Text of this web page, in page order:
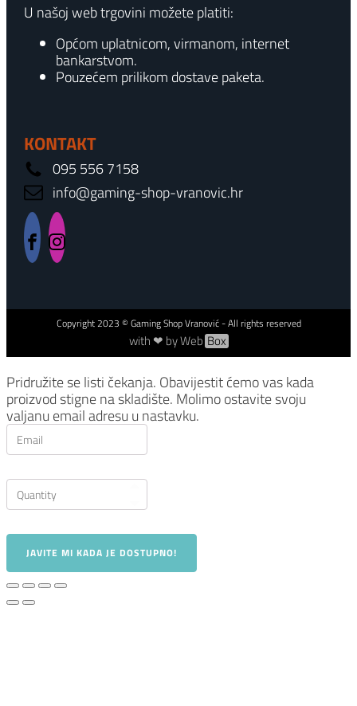
U našoj web trgovini možete platiti:
Općom uplatnicom, virmanom, internet
bankarstvom.
Pouzećem prilikom dostave paketa.
KONTAKT
095 556 7158
info@gaming-shop-vranovic.hr
Copyright2023 © Gaming Shop Vranović - All rights reserved
with ❤ by Web Box
Pridružite se listi čekanja. Obavijestit ćemo vas kada
proizvod stigne na skladište. Molimo ostavite svoju
valjanu email adresu u nastavku.
JAVITE MI KADA JE DOSTUPNO!